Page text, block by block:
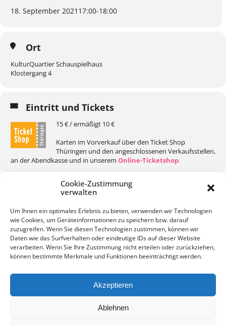
Cookie-Zustimmung
verwalten
Um Ihnen ein optimales Erlebnis zu bieten, verwenden wir Technologien
wie Cookies, um Geräteinformationen zu speichern bzw. darauf
zuzugreifen. Wenn Sie diesen Technologien zustimmen, können wir
Daten wie das Surfverhalten oder eindeutige IDs auf dieser Website
verarbeiten. Wenn Sie Ihre Zustimmung nicht erteilen oder zurückziehen,
können bestimmte Merkmale und Funktionen beeinträchtigt werden.
Akzeptieren
Ablehnen
18. September 2021 17:00-18:00
Ort
KulturQuartier Schauspielhaus
Klostergang 4
Eintritt und Tickets
15 € / ermäßigt 10 €
Karten im Vorverkauf über den Ticket Shop
Thüringen und den angeschlossenen Verkaufsstellen,
an der Abendkasse und in unserem Online-Ticketshop.
KALENDER GOOGLEKALENDER
Impressum Datenschutz